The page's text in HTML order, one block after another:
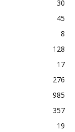
30
45
8
128
17
276
985
357
19